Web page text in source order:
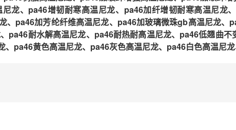
尼龙、pa46增韧耐寒高温尼龙、pa46加纤增韧耐寒高温尼龙
、pa46加芳纶纤维高温尼龙、pa46加玻璃微珠gb高温尼龙、
pa46耐水解高温尼龙、pa46耐热耐高温尼龙、pa46低翘曲不
、pa46黄色高温尼龙、pa46灰色高温尼龙、pa46白色高温尼